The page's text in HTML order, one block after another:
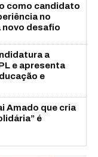
como candidato
no
novo desafio
a
e apresenta
e
Amado que cria
é